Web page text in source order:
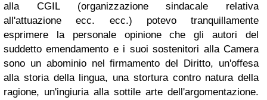
alla CGIL (organizzazione sindacale relativa
all'attuazione ecc. ecc.) potevo tranquillamente
esprimere la personale opinione che gli autori del
suddetto emendamento e i suoi sostenitori alla Camera
sono un abominio nel firmamento del Diritto, un'offesa
alla storia della lingua, una stortura contro natura della
ragione, un'ingiuria alla sottile arte dell'argomentazione.